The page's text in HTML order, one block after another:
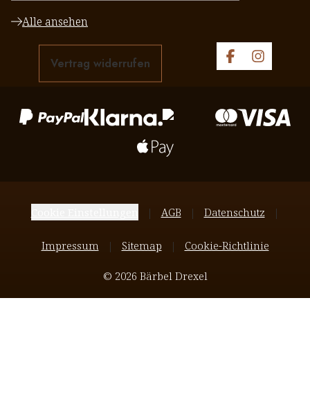
Alle ansehen
Vertrag widerrufen
AGB Datenschutz
Impressum Sitemap Cookie-Richtlinie
© 2026 Bärbel Drexel